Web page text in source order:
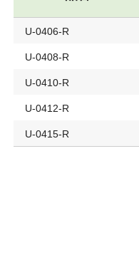
U-0406-R
U-0408-R
U-0410-R
U-0412-R
U-0415-R